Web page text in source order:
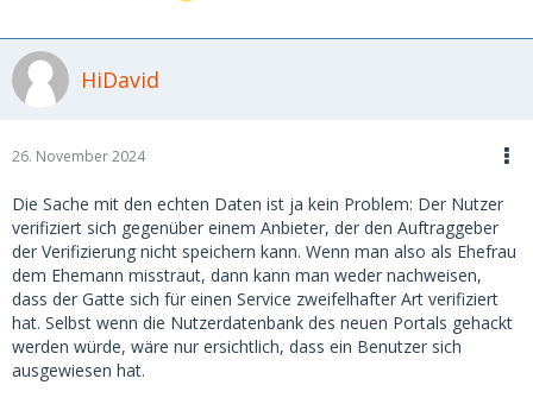
HiDavid
26. November 2024
Die Sache mit den echten Daten ist ja kein Problem: Der Nutzer
verifiziert sich gegenüber einem Anbieter, der den Auftraggeber
der Verifizierung nicht speichern kann. Wenn man also als Ehefrau
dem Ehemann misstraut, dann kann man weder nachweisen,
dass der Gatte sich für einen Service zweifelhafter Art verifiziert
hat. Selbst wenn die Nutzerdatenbank des neuen Portals gehackt
werden würde, wäre nur ersichtlich, dass ein Benutzer sich
ausgewiesen hat.